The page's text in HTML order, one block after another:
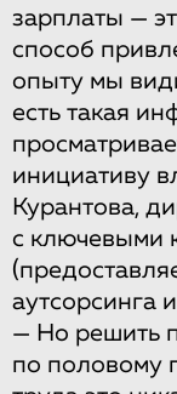
зарплаты —
способ
опыту мы
есть такая
инициативу
Курантова,
с ключевыми
аутсорсинга
— Но решить
по половому